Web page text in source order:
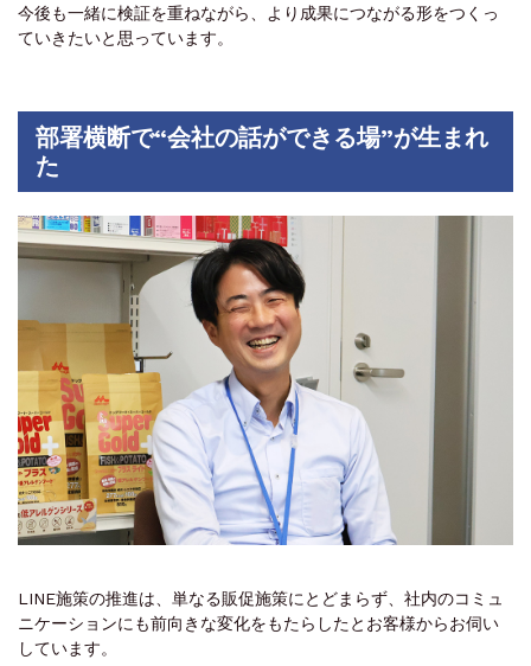
今後も一緒に検証を重ねながら、より成果につながる形をつくっ
ていきたいと思っています。
部署横断で“会社の話ができる場”が生まれ
た
LINE施策の推進は、単なる販促施策にとどまらず、社内のコミュ
ニケーションにも前向きな変化をもたらしたとお客様からお伺い
しています。